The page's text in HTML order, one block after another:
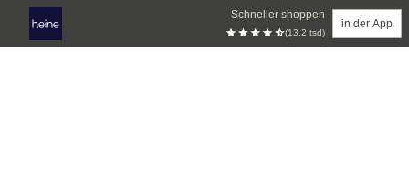
Schneller shoppen
(13.2 tsd)
in der App